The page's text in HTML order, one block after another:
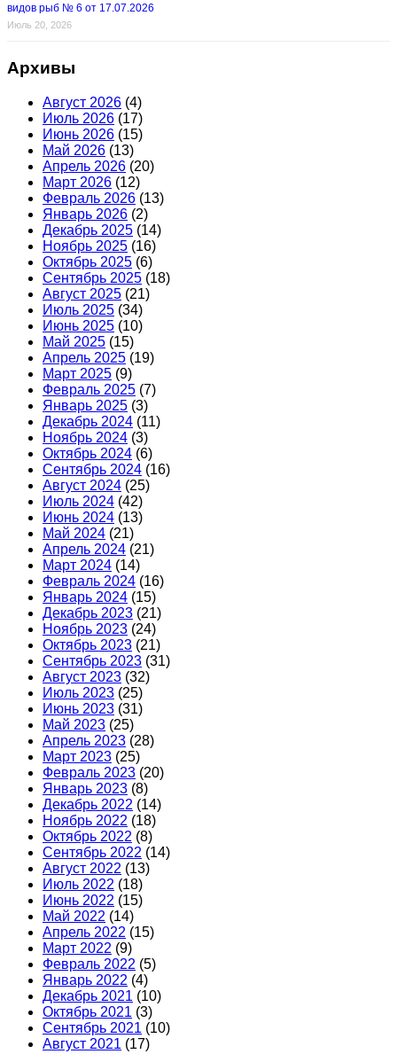
видов рыб № 6 от 17.07.2026
Июль 20, 2026
Архивы
Август 2026 (4)
Июль 2026 (17)
Июнь 2026 (15)
Май 2026 (13)
Апрель 2026 (20)
Март 2026 (12)
Февраль 2026 (13)
Январь 2026 (2)
Декабрь 2025 (14)
Ноябрь 2025 (16)
Октябрь 2025 (6)
Сентябрь 2025 (18)
Август 2025 (21)
Июль 2025 (34)
Июнь 2025 (10)
Май 2025 (15)
Апрель 2025 (19)
Март 2025 (9)
Февраль 2025 (7)
Январь 2025 (3)
Декабрь 2024 (11)
Ноябрь 2024 (3)
Октябрь 2024 (6)
Сентябрь 2024 (16)
Август 2024 (25)
Июль 2024 (42)
Июнь 2024 (13)
Май 2024 (21)
Апрель 2024 (21)
Март 2024 (14)
Февраль 2024 (16)
Январь 2024 (15)
Декабрь 2023 (21)
Ноябрь 2023 (24)
Октябрь 2023 (21)
Сентябрь 2023 (31)
Август 2023 (32)
Июль 2023 (25)
Июнь 2023 (31)
Май 2023 (25)
Апрель 2023 (28)
Март 2023 (25)
Февраль 2023 (20)
Январь 2023 (8)
Декабрь 2022 (14)
Ноябрь 2022 (18)
Октябрь 2022 (8)
Сентябрь 2022 (14)
Август 2022 (13)
Июль 2022 (18)
Июнь 2022 (15)
Май 2022 (14)
Апрель 2022 (15)
Март 2022 (9)
Февраль 2022 (5)
Январь 2022 (4)
Декабрь 2021 (10)
Октябрь 2021 (3)
Сентябрь 2021 (10)
Август 2021 (17)